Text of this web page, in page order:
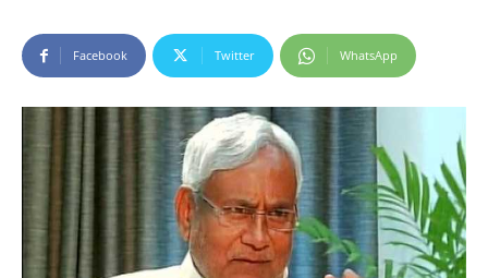
Facebook Twitter WhatsApp